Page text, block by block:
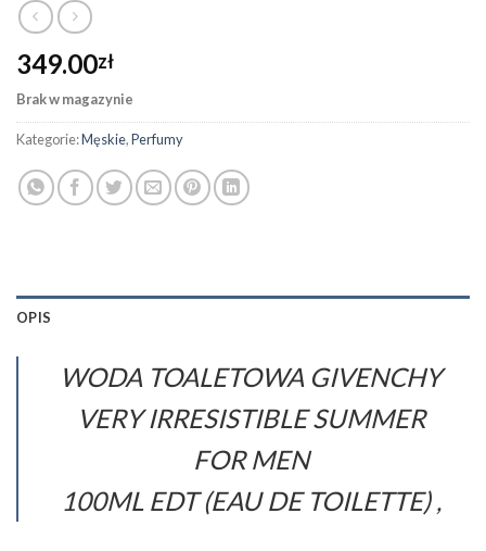
349.00zł
Brak w magazynie
Kategorie:Męskie,Perfumy
OPIS
WODA TOALETOWA GIVENCHY
VERY IRRESISTIBLE SUMMER
FOR MEN
100ML EDT (EAU DE TOILETTE) ,